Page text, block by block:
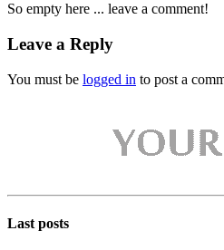
So empty here ... leave a comment!
Leave a Reply
You must be logged in to post a
Last posts